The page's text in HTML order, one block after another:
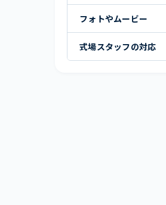
フォトやムービー
式場スタッフの対応